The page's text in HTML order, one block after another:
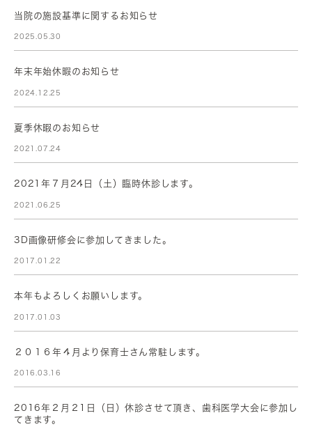
当院の施設基準に関するお知らせ
2025.05.30
年末年始休暇のお知らせ
2024.12.25
夏季休暇のお知らせ
2021.07.24
2021年７月24日（土）臨時休診します。
2021.06.25
3D画像研修会に参加してきました。
2017.01.22
本年もよろしくお願いします。
2017.01.03
２０１６年４月より保育士さん常駐します。
2016.03.16
2016年２月２1日（日）休診させて頂き、歯科医学大会に参加し
てきます。